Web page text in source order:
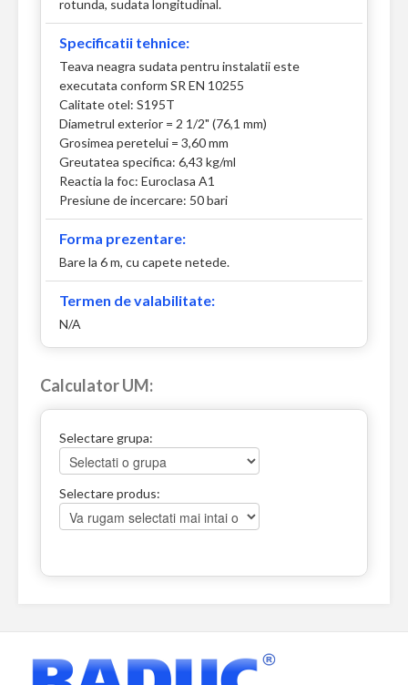
rotunda, sudata longitudinal.
Specificatii tehnice:
Teava neagra sudata pentru instalatii este
executata conform SR EN 10255
Calitate otel: S195T
Diametrul exterior = 2 1/2" (76,1 mm)
Grosimea peretelui = 3,60 mm
Greutatea specifica: 6,43 kg/ml
Reactia la foc: Euroclasa A1
Presiune de incercare: 50 bari
Forma prezentare:
Bare la 6 m, cu capete netede.
Termen de valabilitate:
N/A
Calculator UM:
Selectare grupa:
Selectare produs: